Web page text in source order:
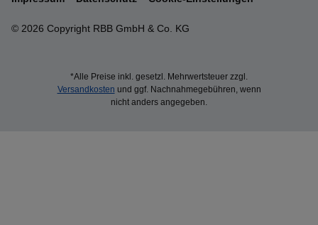
© 2026 Copyright RBB GmbH & Co. KG
*Alle Preise inkl. gesetzl. Mehrwertsteuer zzgl.
Versandkosten und ggf. Nachnahmegebühren, wenn
nicht anders angegeben.